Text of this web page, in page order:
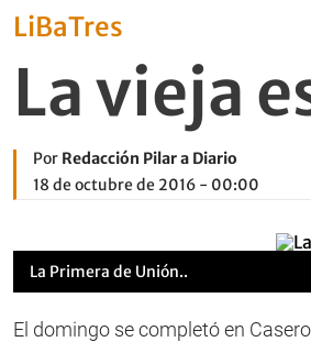
LiBaTres
La vieja
Por Redacción Pilar a Diario
18 de octubre de 2016 - 00:00
La Primera de Unión..
El domingo se completó en